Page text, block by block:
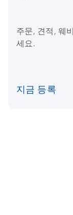
주문, 견적, 웨
세요.
지금 등록